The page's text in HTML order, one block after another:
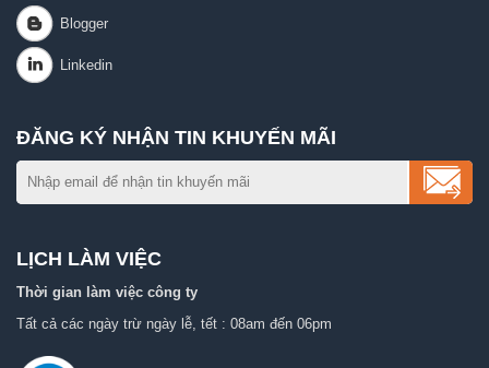
ĐĂNG KÝ NHẬN TIN KHUYẾN MÃI
LỊCH LÀM VIỆC
Thời gian làm việc công ty
Tất cả các ngày trừ ngày lễ, tết : 08am đến 06pm